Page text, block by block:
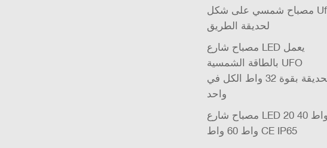
مصباح شمسي على شكل Ufo
لحديقة الطريق
مصباح شارع LED يعمل
بالطاقة الشمسية UFO
للحديقة بقوة 32 واط الكل في
واحد
مصباح شارع LED 20 واط 40
واط 60 واط CE IP65